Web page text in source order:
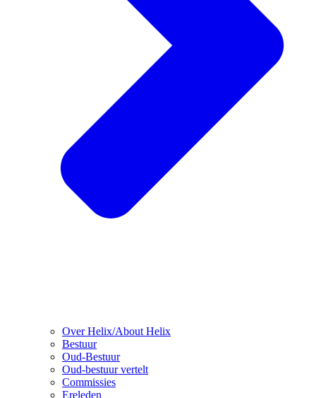
Over Helix/About Helix
Bestuur
Oud-Bestuur
Oud-bestuur vertelt
Commissies
Ereleden